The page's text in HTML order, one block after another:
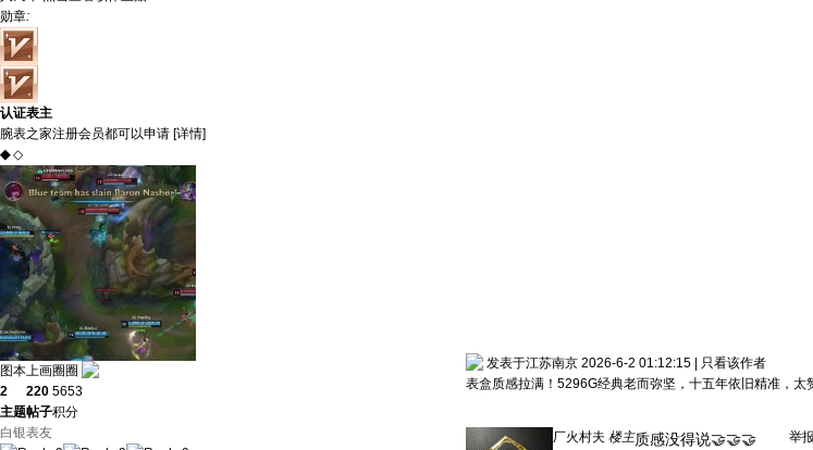
勋章:
认证表主
腕表之家注册会员都可以申请 [详情]
◆ ◇
图本上画圈圈
2
主题
220
帖子
5653
积分
白银表友
发表于江苏南京 2026-6-2 01:12:15
只看该作者
表盒质感拉满！5296G经典老而弥坚，十五年依旧精准，太
举报
厂火村夫 楼主质感没得说🤝🤝🤝